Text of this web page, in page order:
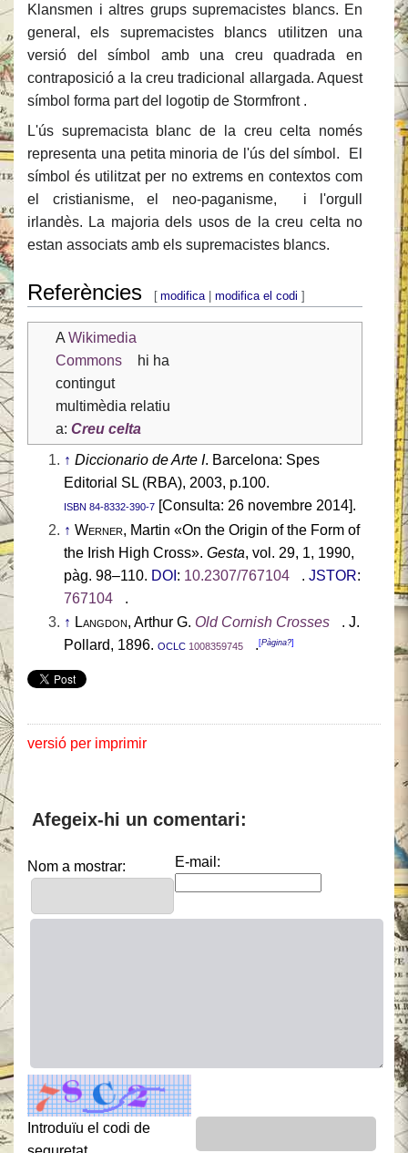
Klansmen i altres grups supremacistes blancs. En
general, els supremacistes blancs utilitzen una
versió del símbol amb una creu quadrada en
contraposició a la creu tradicional allargada. Aquest
símbol forma part del logotip de Stormfront .
L'ús supremacista blanc de la creu celta només
representa una petita minoria de l'ús del símbol. El
símbol és utilitzat per no extrems en contextos com
el cristianisme, el neo-paganisme, i l'orgull
irlandès. La majoria dels usos de la creu celta no
estan associats amb els supremacistes blancs.
Referències [ modifica modifica el codi ]
A Wikimedia
Commons
hi ha
contingut
multimèdia relatiu
a: Creu celta
↑ Diccionario de Arte I. Barcelona: Spes
Editorial SL (RBA), 2003, p.100.
ISBN 84-8332-390-7 [Consulta: 26 novembre 2014].
↑ Werner, Martin «On the Origin of the Form of
the Irish High Cross». Gesta, vol. 29, 1, 1990,
pàg. 98–110. DOI : 10.2307/767104 . JSTOR:
767104
.
↑ Langdon, Arthur G. Old Cornish Crosses
. J.
Pollard, 1896. OCLC 1008359745 .[Pàgina?]
versió per imprimir
Afegeix-hi un comentari:
Nom a mostrar: E-mail:
Introduïu el codi de